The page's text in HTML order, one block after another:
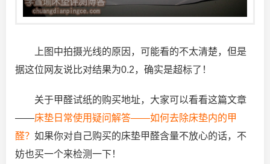
上图中拍摄光线的原因，可能看的不太清楚，但是
据这位网友说比对结果为0.2，确实是超标了！
关于甲醛试纸的购买地址，大家可以看看这篇文章
——床垫日常使用疑问解答——如何去除床垫内的甲
醛？ 如果你对自己购买的床垫甲醛含量不放心的话，不
妨也买一个来检测一下！